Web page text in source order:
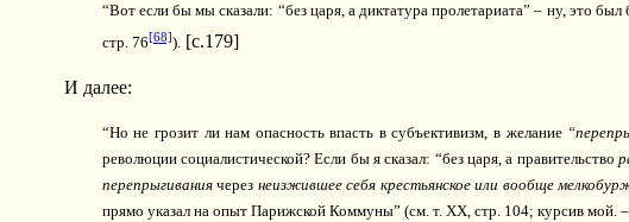
“Вот если бы мы сказали: “без царя, а диктатура пролетариата” – ну, это
стр. 76[68]). [c.179]
И далее:
“Но не грозит ли нам опасность впасть в субъективизм, в желание
революции социалистической? Если бы я сказал: “без царя, а правительство
перепрыгиваниячерез неизжившее себя крестьянское или вообще
прямо указал на опыт Парижской Коммуны” (см. т. XX, стр. 104; курсив мой. –